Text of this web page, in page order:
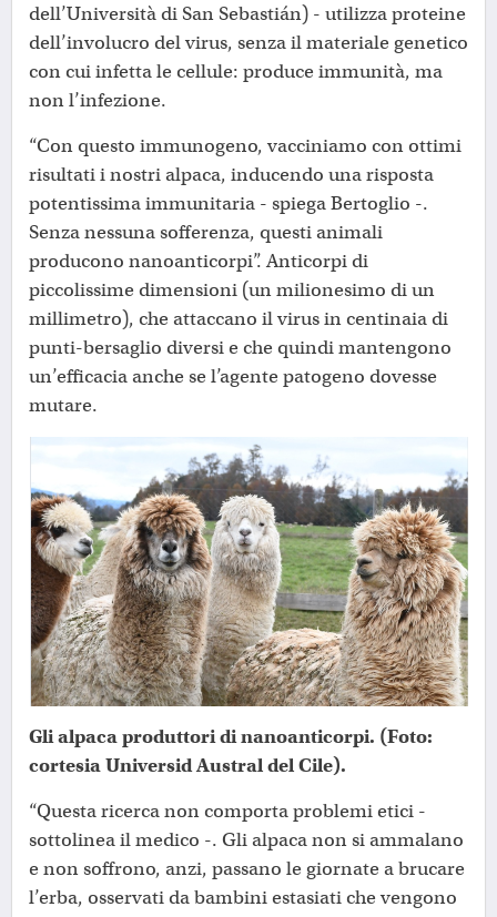
dell’Università di San Sebastián) - utilizza proteine
dell’involucro del virus, senza il materiale genetico
con cui infetta le cellule: produce immunità, ma
non l’infezione.
“Con questo immunogeno, vacciniamo con ottimi
risultati i nostri alpaca, inducendo una risposta
potentissima immunitaria - spiega Bertoglio -.
Senza nessuna sofferenza, questi animali
producono nanoanticorpi”. Anticorpi di
piccolissime dimensioni (un milionesimo di un
millimetro), che attaccano il virus in centinaia di
punti-bersaglio diversi e che quindi mantengono
un’efficacia anche se l’agente patogeno dovesse
mutare.
Gli alpaca produttori di nanoanticorpi. (Foto:
cortesia Universid Austral del Cile).
“Questa ricerca non comporta problemi etici -
sottolinea il medico -. Gli alpaca non si ammalano
e non soffrono, anzi, passano le giornate a brucare
l’erba, osservati da bambini estasiati che vengono